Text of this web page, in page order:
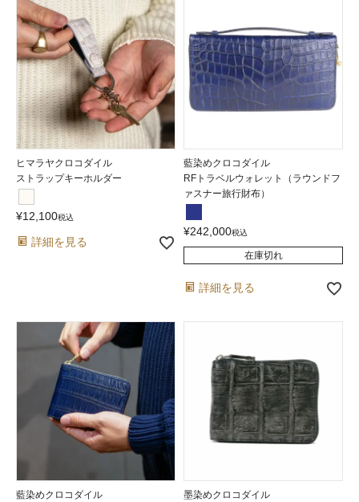
ヒマラヤクロコダイル
ストラップキーホルダー
¥12,100税込
詳細を見る
藍染めクロコダイル
RFトラベルウォレット（ラウンドフ
ァスナー旅行財布）
¥242,000税込
在庫切れ
詳細を見る
藍染めクロコダイル
墨染めクロコダイル